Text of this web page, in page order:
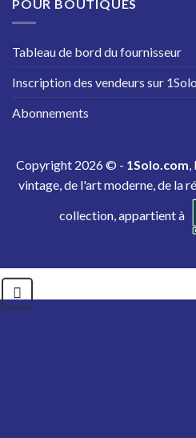
POUR BOUTIQUES
Tableau de bord du fournisseur
Inscription des vendeurs sur
Abonnements
Copyright 2026 © - 1Solo.com,
vintage, de l'art moderne, de la
collection, appartient à